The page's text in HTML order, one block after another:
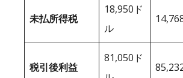
未払所得税
18,950ド
ル
税引後利益
81,050ド